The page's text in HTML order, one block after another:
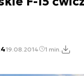
19.08.2014 1 min.